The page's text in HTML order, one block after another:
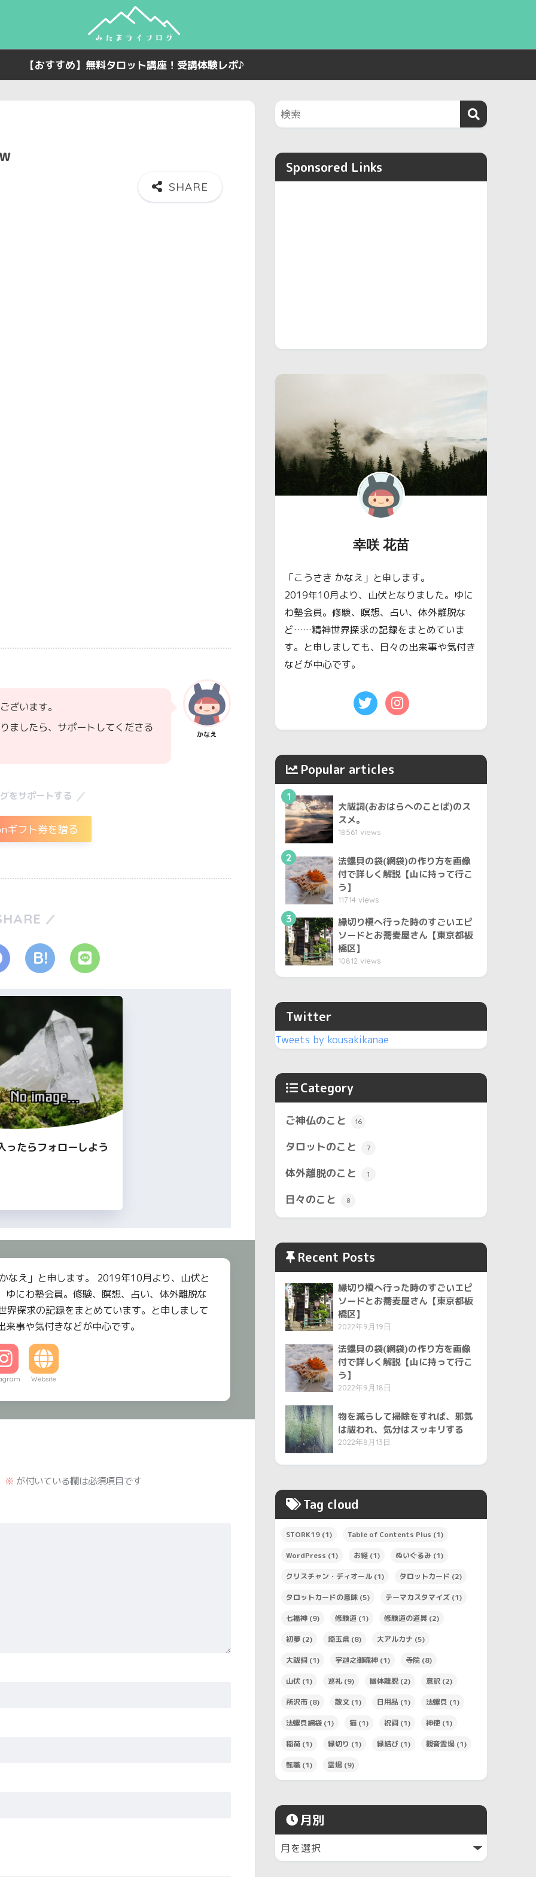
【おすすめ】無料タロット講座！受講体験レポ♪
かなえ
ざいます。
ましたら、サポートしてくださる
をサポートする
ギフト券を贈る
ったらフォローしよう
なえ」と申します。 2019年10月より、山伏と
ゆにわ塾会員。修験、瞑想、占い、体外離脱な
探求の記録をまとめています。と申しまして
来事や気付きなどが中心です。
Website
※ が付いている欄は必須項目です
Sponsored Links
幸咲 花苗
「こうさき かなえ」と申します。
2019年10月より、山伏となりました。ゆに
わ塾会員。修験、瞑想、占い、体外離脱な
ど……精神世界探求の記録をまとめていま
す。と申しましても、日々の出来事や気付き
などが中心です。
Popular articles
1
大祓詞(おおはらへのことば)のス
スメ。
18561 views
2
法螺貝の袋(網袋)の作り方を画像
付で詳しく解説【山に持って行こ
う】
11714 views
3
縁切り榎へ行った時のすごいエピ
ソードとお蕎麦屋さん【東京都板
橋区】
10812 views
Twitter
Tweets by kousakikanae
Category
ご神仏のこと 16
タロットのこと 7
体外離脱のこと 1
日々のこと 8
Recent Posts
縁切り榎へ行った時のすごいエピ
ソードとお蕎麦屋さん【東京都板
橋区】
2022年9月19日
法螺貝の袋(網袋)の作り方を画像
付で詳しく解説【山に持って行こ
う】
2022年9月18日
物を減らして掃除をすれば、邪気
は祓われ、気分はスッキリする
2022年8月13日
Tag cloud
STORK19 (1) Table of Contents Plus (1)
WordPress (1) お経 (1) ぬいぐるみ (1)
クリスチャン・ディオール (1) タロットカード (2)
タロットカードの意味 (5) テーマカスタマイズ (1)
七福神 (9) 修験道 (1) 修験道の道具 (2)
初夢 (2) 埼玉県 (8) 大アルカナ (5)
大祓詞 (1) 宇迦之御魂神 (1) 寺院 (8)
山伏 (1) 巡礼 (9) 幽体離脱 (2) 意訳 (2)
所沢市 (8) 散文 (1) 日用品 (1) 法螺貝 (1)
法螺貝網袋 (1) 猫 (1) 祝詞 (1) 神使 (1)
稲荷 (1) 縁切り (1) 縁結び (1) 観音霊場 (1)
転職 (1) 霊場 (9)
月別